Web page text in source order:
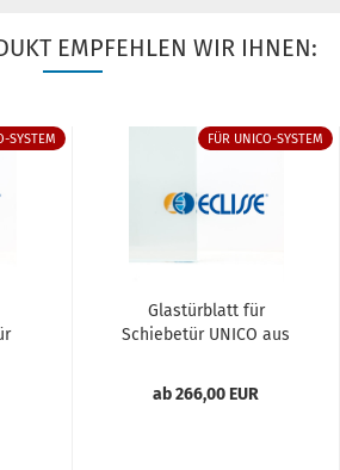
EMPFEHLEN WIR IHNEN:
SYSTEM FÜR UNICO-SYSTEM
Glastürblatt für
Schiebetür UNICO aus
ab 266,00 EUR